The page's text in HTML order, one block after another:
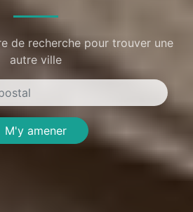
de recherche pour trouver une
autre ville
M'y amener